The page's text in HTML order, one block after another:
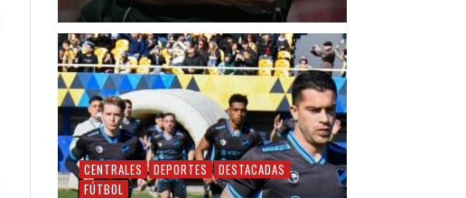
CENTRALES DEPORTES
DESTACADAS
FÚTBOL